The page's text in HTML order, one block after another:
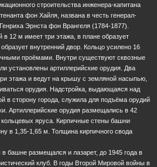
строительства инженера-капитана
фон Хайля, названа в честь генерал-
Эрнста фон Врангеля (1784-1877).
12 м имеет три этажа, в плане образует
внутренний двор. Кольцо усилено 16
проёмами. Внутри существуют сквозные
установлены артиллерийские орудия. Два
этажа и ведут на крышу с земляной насыпью,
орудия. Надстройка, выдающаяся над
в сторону города, служила для подъёма орудий
Артиллерийские орудия размещались в 42
яруса. Кирпичные стены башни
в 1,35-1,65 м. Толщина кирпичного свода
башне размещался и лазарет, до 1945 года в
клуб. В годы Второй Мировой войны в